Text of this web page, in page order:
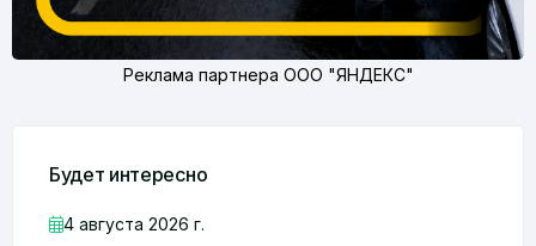
Реклама партнера ООО "ЯНДЕКС"
Будет интересно
4 августа 2026 г.